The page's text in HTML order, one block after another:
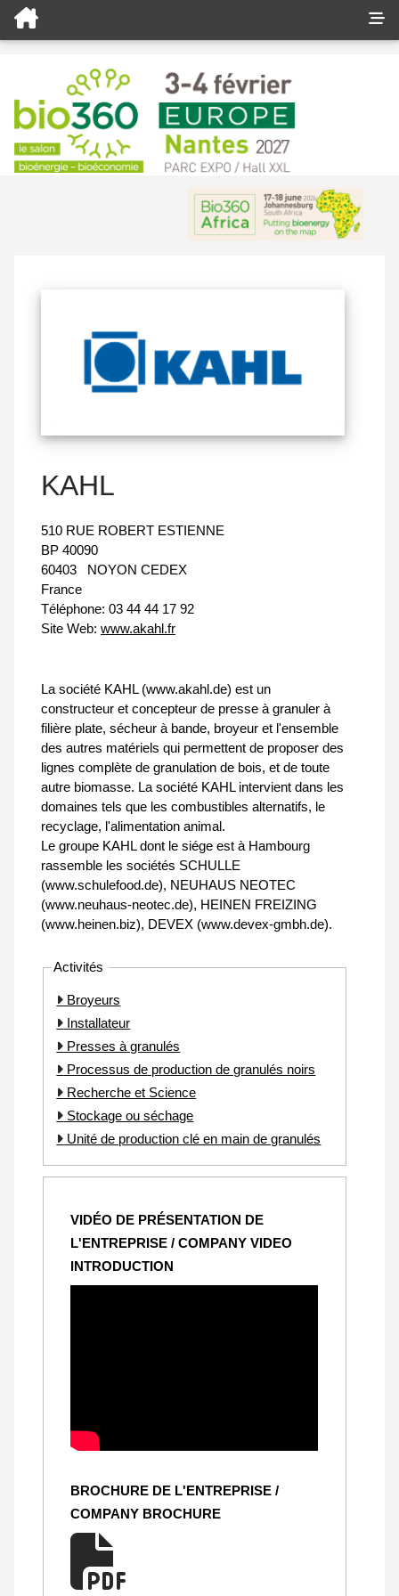
KAHL
510 RUE ROBERT ESTIENNE
BP 40090
60403
NOYON CEDEX
France
Téléphone: 03 44 44 17 92
Site Web: www.akahl.fr
La société KAHL (www.akahl.de) est un
constructeur et concepteur de presse à granuler à
filière plate, sécheur à bande, broyeur et l'ensemble
des autres matériels qui permettent de proposer des
lignes complète de granulation de bois, et de toute
autre biomasse. La société KAHL intervient dans les
domaines tels que les combustibles alternatifs, le
recyclage, l'alimentation animal.
Le groupe KAHL dont le siége est à Hambourg
rassemble les sociétés SCHULLE
(www.schulefood.de), NEUHAUS NEOTEC
(www.neuhaus-neotec.de), HEINEN FREIZING
(www.heinen.biz), DEVEX (www.devex-gmbh.de).
Activités
Broyeurs
Installateur
Presses à granulés
Processus de production de granulés noirs
Recherche et Science
Stockage ou séchage
Unité de production clé en main de granulés
VIDÉO DE PRÉSENTATION DE
L'ENTREPRISE / COMPANY VIDEO
INTRODUCTION
BROCHURE DE L'ENTREPRISE /
COMPANY BROCHURE